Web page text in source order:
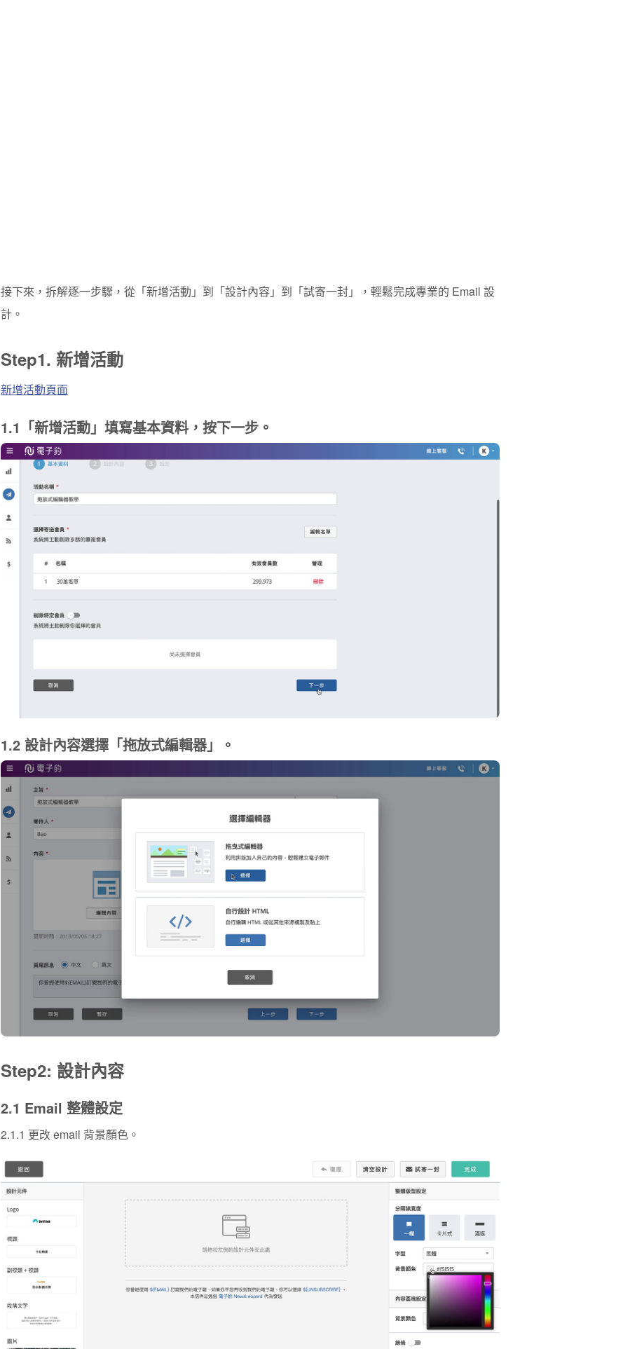
接下來，拆解逐一步驟，從「新增活動」到「設計內容」到「試寄一封」，輕鬆完成專業的 Email 設
計。
Step1. 新增活動
新增活動頁面
1.1「新增活動」填寫基本資料，按下一步。
1.2 設計內容選擇「拖放式編輯器」。
Step2: 設計內容
2.1 Email 整體設定
2.1.1 更改 email 背景顏色。